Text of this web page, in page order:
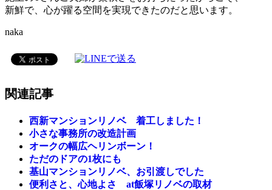
新鮮で、心が躍る空間を実現できたのだと思います。
naka
関連記事
西新マンションリノベ 着工しました！
小さな事務所の改造計画
オークの幅広ヘリンボーン！
ただのドアの1枚にも
基山マンションリノベ、お引渡しでした
便利さと、心地よさ at飯塚リノベの取材